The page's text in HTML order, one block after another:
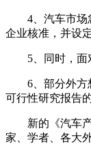
4、汽车市
企业核准，并设
5、同时，
6、部分外
可行性研究报告
新的《汽车
家、学者、各大